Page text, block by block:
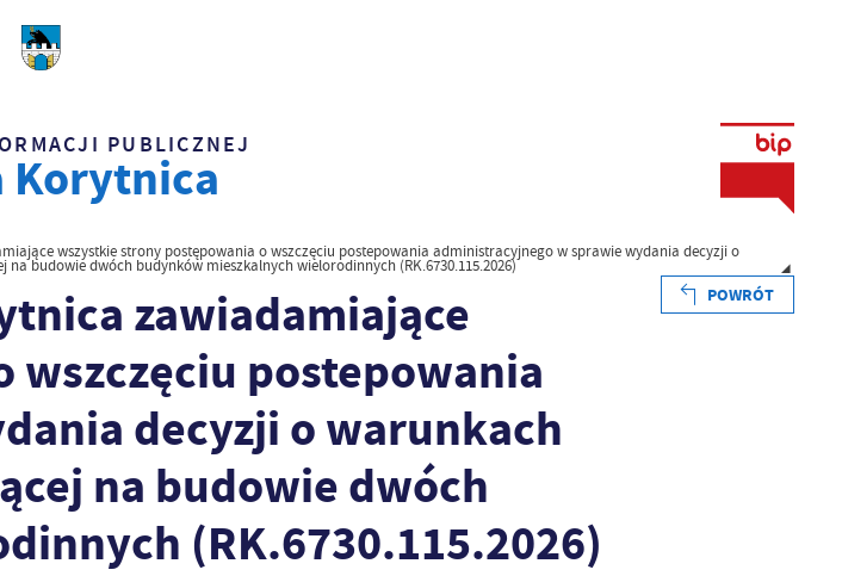
PUBLICZNEJ
Korytnica
wszystkie strony postępowania o wszczęciu postepowania administracyjnego w sprawie wydania decyzji o
budowie dwóch budynków mieszkalnych wielorodinnych (RK.6730.115.2026)
zawiadamiające
postepowania
decyzji o warunkach
na budowie dwóch
(RK.6730.115.2026)
POWRÓT